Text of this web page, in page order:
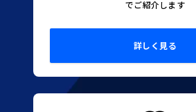
でご紹介します
詳しく見る